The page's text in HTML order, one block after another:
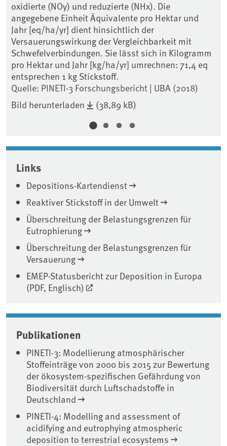
oxidierte (NOy) und reduzierte (NHx). Die
angegebene Einheit Äquivalente pro Hektar und
Jahr [eq/ha/yr] dient hinsichtlich der
Versauerungswirkung der Vergleichbarkeit mit
Schwefelverbindungen. Sie lässt sich in Kilogramm
pro Hektar und Jahr [kg/ha/yr] umrechnen: 71,4 eq
entsprechen 1 kg Stickstoff.
Quelle: PINETI-3 Forschungsbericht | UBA (2018)
Bild herunterladen
(38,89 kB)
Links
Depositions-Kartendienst
Reaktiver Stickstoff in der Umwelt
Überschreitung der Belastungsgrenzen für
Eutrophierung
Überschreitung der Belastungsgrenzen für
Versauerung
EMEP-Statusbericht zur Deposition in Europa
(PDF, Englisch)
Publikationen
PINETI-3: Modellierung atmosphärischer
Stoffeinträge von 2000 bis 2015 zur Bewertung
der ökosystem-spezifischen Gefährdung von
Biodiversität durch Luftschadstoffe in
Deutschland
PINETI-4: Modelling and assessment of
acidifying and eutrophying atmospheric
deposition to terrestrial ecosystems